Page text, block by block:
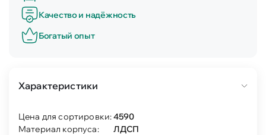
Качество и надёжность
Богатый опыт
Характеристики
Цена для сортировки:4590
Материал корпуса:
ЛДСП